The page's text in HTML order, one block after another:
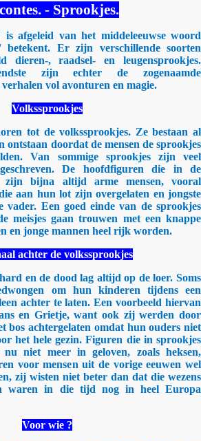
- Sprookjes.
afgeleid van het middeleeuwse woord
Er zijn verschillende soorten
dieren-, raadsel- en leugensprookjes.
zijn echter de zogenaamde
vol avonturen en magie.
Volkssprookjes
tot de volkssprookjes. Ze bestaan al
ontstaan doordat de mensen de sprookjes
Van sommige sprookjes zijn veel
De hoofdfiguren die in de
zijn bijna altijd arme mensen, vooral
aan hun lot zijn overgelaten en jongste
vader. Een goed einde van de sprookjes
meisjes gaan trouwen met een knappe
en jonge mannen heel rijk worden.
achter de volkssprookjes
en de dood lag altijd op de loer. Soms
om hun kinderen tijdens een
achter te laten. Een voorbeeld hiervan
en Grietje, want ook zij werden door
bos achtergelaten omdat hun ouders niet
het hele gezin. Figuren die in sprookjes
niet meer in geloven, zoals heksen,
voor mensen uit de vorige eeuwen wel
zij wisten niet beter dan dat die wezens
waren in die tijd nog in heel Europa
Voor wie ?